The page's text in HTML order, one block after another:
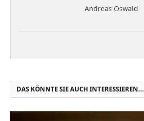
Andreas Oswald
DAS KÖNNTE SIE AUCH INTERESSIEREN...